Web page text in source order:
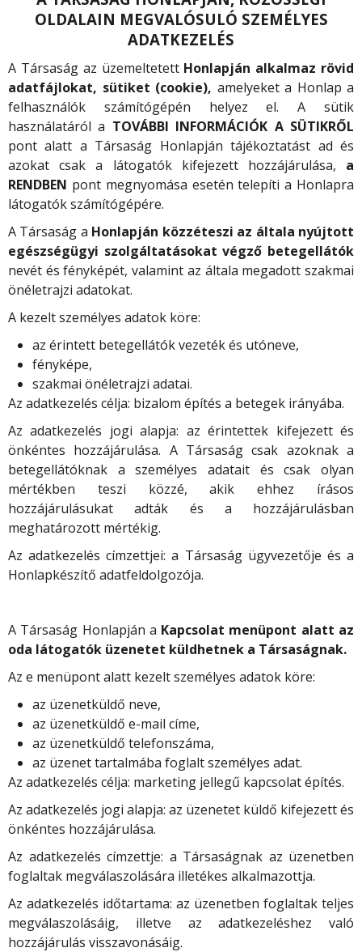
OLDALAIN MEGVALÓSULÓ SZEMÉLYES
ADATKEZELÉS
A Társaság az üzemeltetett Honlapján alkalmaz rövid
adatfájlokat, sütiket (cookie), amelyeket a Honlap a
felhasználók számítógépén helyez el. A sütik
használatáról a TOVÁBBI INFORMÁCIÓK A SÜTIKRŐL
pont alatt a Társaság Honlapján tájékoztatást ad és
azokat csak a látogatók kifejezett hozzájárulása, a
RENDBEN pont megnyomása esetén telepíti a Honlapra
látogatók számítógépére.
A Társaság a Honlapján közzéteszi az általa nyújtott
egészségügyi szolgáltatásokat végző betegellátók
nevét és fényképét, valamint az általa megadott szakmai
önéletrajzi adatokat.
A kezelt személyes adatok köre:
az érintett betegellátók vezeték és utóneve,
fényképe,
szakmai önéletrajzi adatai.
Az adatkezelés célja: bizalom építés a betegek irányába.
Az adatkezelés jogi alapja: az érintettek kifejezett és
önkéntes hozzájárulása. A Társaság csak azoknak a
betegellátóknak a személyes adatait és csak olyan
mértékben teszi közzé, akik ehhez írásos
hozzájárulásukat adták és a hozzájárulásban
meghatározott mértékig.
Az adatkezelés címzettjei: a Társaság ügyvezetője és a
Honlapkészítő adatfeldolgozója.
A Társaság Honlapján a Kapcsolat menüpont alatt az
oda látogatók üzenetet küldhetnek a Társaságnak.
Az e menüpont alatt kezelt személyes adatok köre:
az üzenetküldő neve,
az üzenetküldő e-mail címe,
az üzenetküldő telefonszáma,
az üzenet tartalmába foglalt személyes adat.
Az adatkezelés célja: marketing jellegű kapcsolat építés.
Az adatkezelés jogi alapja: az üzenetet küldő kifejezett és
önkéntes hozzájárulása.
Az adatkezelés címzettje: a Társaságnak az üzenetben
foglaltak megválaszolására illetékes alkalmazottja.
Az adatkezelés időtartama: az üzenetben foglaltak teljes
megválaszolásáig, illetve az adatkezeléshez való
hozzájárulás visszavonásáig.